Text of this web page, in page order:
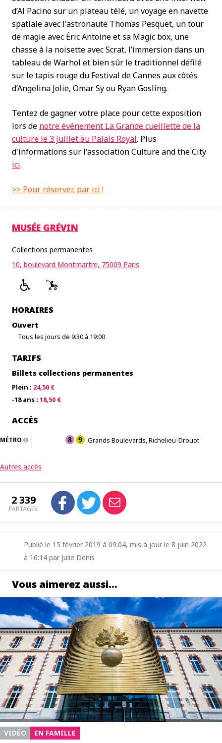
d’Al Pacino sur un plateau télé, un voyage en navette
spatiale avec l'astronaute Thomas Pesquet, un tour
de magie avec Éric Antoine et sa Magic box, une
chasse à la noisette avec Scrat, l’immersion dans un
tableau de Warhol et bien sûr le traditionnel défilé
sur le tapis rouge du Festival de Cannes aux côtés
d’Angelina Jolie, Omar Sy ou Ryan Gosling.
Tentez de gagner votre place pour cette exposition
lors de notre événement La Grande cueillette de la
culture le 3 juillet au Palais Royal. Plus
d'informations sur l'association Culture and the City
ici.
>> Pour réserver, par ici !
MUSÉE GRÉVIN
Collections permanentes
10, boulevard Montmartre, 75009 Paris
HORAIRES
Ouvert
Tous les jours de 9:30 à 19:00
TARIFS
Billets collections permanentes
Plein : 24,50 €
-18 ans : 18,50 €
ACCÈS
MÉTRO Grands Boulevards, Richelieu-Drouot
Autres accès
2 339
PARTAGES
Publié le 15 février 2019 à 09:04, mis à jour le 8 juin 2022
à 16:14 par Julie Denis
Vous aimerez aussi…
VIDÉO EN FAMILLE